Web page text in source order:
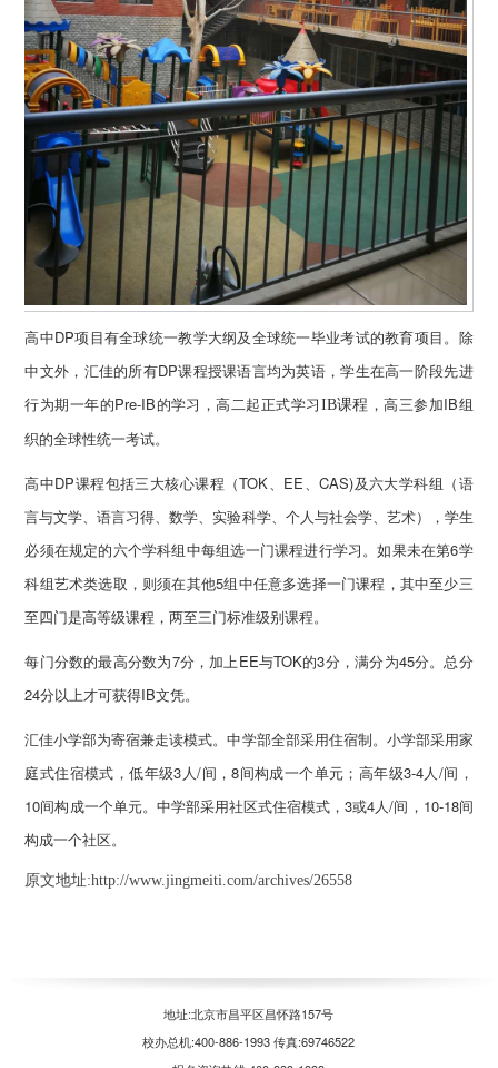
高中DP项目有全球统一教学大纲及全球统一毕业考试的教育项目。除
中文外，汇佳的所有DP课程授课语言均为英语，学生在高一阶段先进
行为期一年的Pre-IB的学习，高二起正式学习 IB课程 ，高三参加IB组
织的全球性统一考试。
高中DP课程包括三大核心课程（TOK、EE、CAS)及六大学科组（语
言与文学、语言习得、数学、实验科学、个人与社会学、艺术），学生
必须在规定的六个学科组中每组选一门课程进行学习。如果未在第6学
科组艺术类选取，则须在其他5组中任意多选择一门课程，其中至少三
至四门是高等级课程，两至三门标准级别课程。
每门分数的最高分数为7分，加上EE与TOK的3分，满分为45分。总分
24分以上才可获得IB文凭。
汇佳小学部为寄宿兼走读模式。中学部全部采用住宿制。小学部采用家
庭式住宿模式，低年级3人/间，8间构成一个单元；高年级3-4人/间，
10间构成一个单元。中学部采用社区式住宿模式，3或4人/间，10-18间
构成一个社区。
原文地址:http://www.jingmeiti.com/archives/26558
地址:北京市昌平区昌怀路157号
校办总机:400-886-1993 传真:69746522